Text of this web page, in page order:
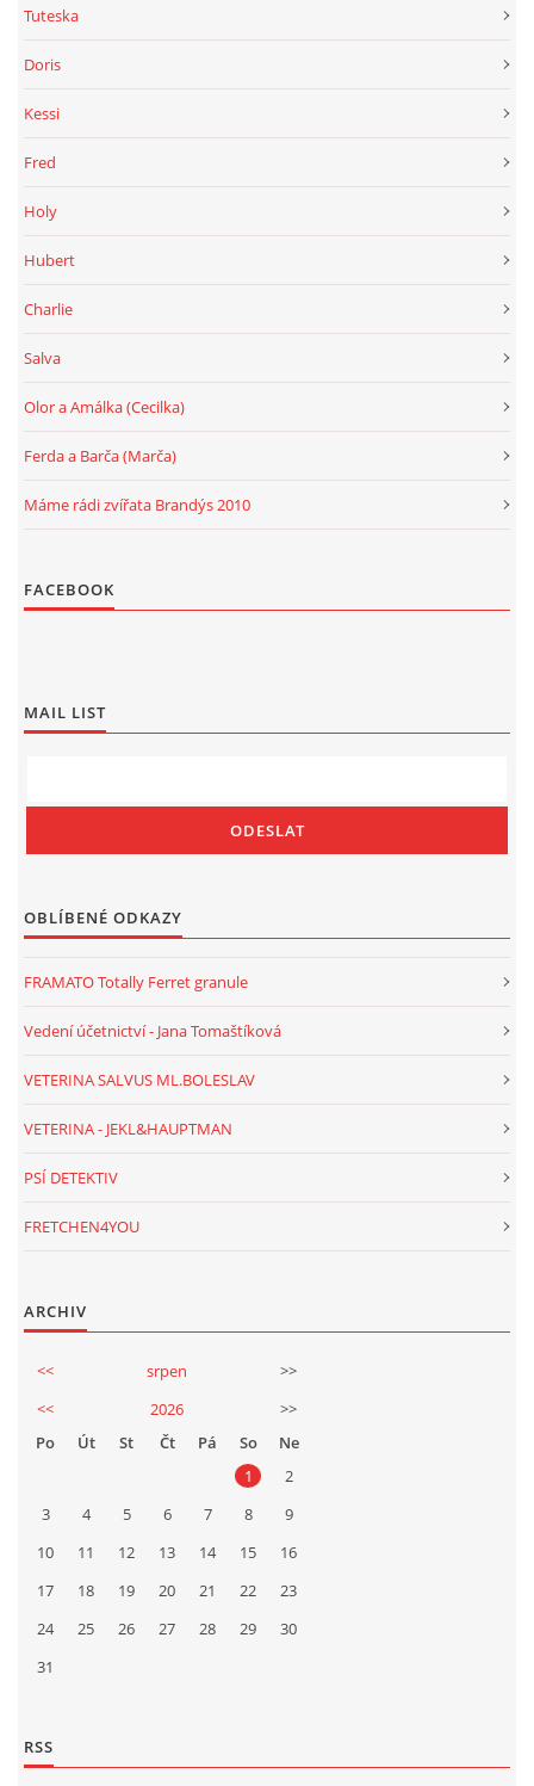
Tuteska
Doris
Kessi
Fred
Holy
Hubert
Charlie
Salva
Olor a Amálka (Cecilka)
Ferda a Barča (Marča)
Máme rádi zvířata Brandýs 2010
FACEBOOK
MAIL LIST
OBLÍBENÉ ODKAZY
FRAMATO Totally Ferret granule
Vedení účetnictví - Jana Tomaštíková
VETERINA SALVUS ML.BOLESLAV
VETERINA - JEKL&HAUPTMAN
PSÍ DETEKTIV
FRETCHEN4YOU
ARCHIV
<< srpen
>>
<<
2026
>>
Po
Út St Čt Pá So
Ne
1
2
3
4 5 6 7 8
9
10
11 12 13 14 15
16
17
18 19 20 21 22
23
24
25 26 27 28 29
30
31
RSS